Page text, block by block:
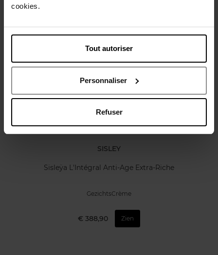
cookies.
Tout autoriser
Personnaliser
Refuser
Review Beleid inzake klantbeoordelingen
SISLEY
Sisleÿa L'Intégral Anti-Age Extra-Riche
GezichtsCrème
€ 388,90 Zien